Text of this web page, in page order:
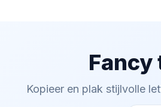
Kopieer en plak stijlvolle